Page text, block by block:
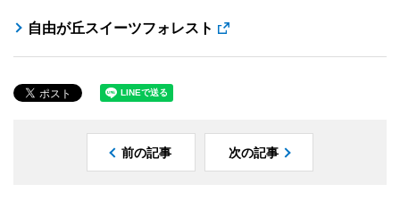
自由が丘スイーツフォレスト
前の記事 次の記事